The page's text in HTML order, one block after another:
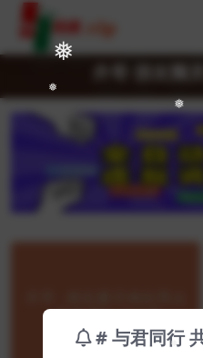
❅
❅
❅
❅
# 与君同行